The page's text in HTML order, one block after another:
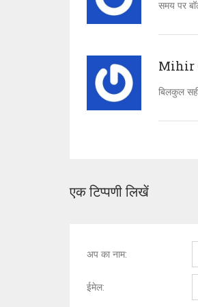
समय पर
Mihir
बिलकुल
एक टिप्पणी लिखें
अप का नाम:
ईमेल: